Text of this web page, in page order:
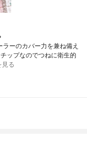
ーのカバー力を兼ね備え
ップなのでつねに衛生的
見る